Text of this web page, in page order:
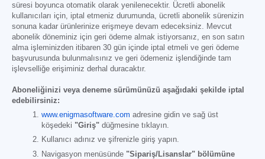
süresi boyunca otomatik olarak yenilenecektir. Ücretli abonelik
kullanıcıları için, iptal etmeniz durumunda, ücretli abonelik sürenizin
sonuna kadar ürünlerinize erişmeye devam edeceksiniz. Mevcut
abonelik döneminiz için geri ödeme almak istiyorsanız, en son satın
alma işleminizden itibaren 30 gün içinde iptal etmeli ve geri ödeme
başvurusunda bulunmalısınız ve geri ödemeniz işlendiğinde tam
işlevselliğe erişiminiz derhal duracaktır.
Aboneliğinizi veya deneme sürümünüzü aşağıdaki şekilde iptal
edebilirsiniz:
www.enigmasoftware.com adresine gidin ve sağ üst
köşedeki "Giriş" düğmesine tıklayın.
Kullanıcı adınız ve şifrenizle giriş yapın.
Navigasyon menüsünde "Sipariş/Lisanslar" bölümüne